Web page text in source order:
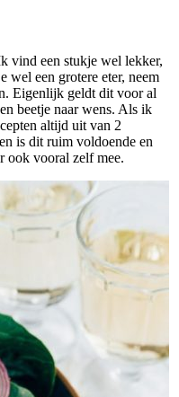
vind een stukje wel lekker,
wel een grotere eter, neem
Eigenlijk geldt dit voor al
beetje naar wens. Als ik
altijd uit van 2
is dit ruim voldoende en
ook vooral zelf mee.